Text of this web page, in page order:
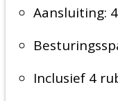
Aansluiting:
Inclusief 4